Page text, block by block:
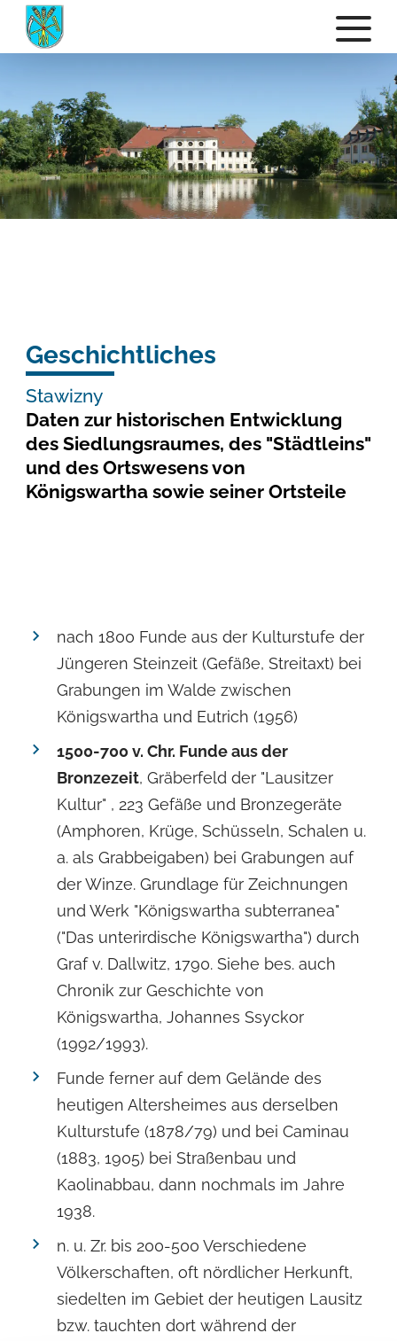
Geschichtliches
Stawizny
Daten zur historischen Entwicklung
des Siedlungsraumes, des "Städtleins"
und des Ortswesens von
Königswartha sowie seiner Ortsteile
nach 1800 Funde aus der Kulturstufe der
Jüngeren Steinzeit (Gefäße, Streitaxt) bei
Grabungen im Walde zwischen
Königswartha und Eutrich (1956)
1500-700 v. Chr. Funde aus der
Bronzezeit, Gräberfeld der "Lausitzer
Kultur" , 223 Gefäße und Bronzegeräte
(Amphoren, Krüge, Schüsseln, Schalen u.
a. als Grabbeigaben) bei Grabungen auf
der Winze. Grundlage für Zeichnungen
und Werk "Königswartha subterranea"
("Das unterirdische Königswartha") durch
Graf v. Dallwitz, 1790. Siehe bes. auch
Chronik zur Geschichte von
Königswartha, Johannes Ssyckor
(1992/1993).
Funde ferner auf dem Gelände des
heutigen Altersheimes aus derselben
Kulturstufe (1878/79) und bei Caminau
(1883, 1905) bei Straßenbau und
Kaolinabbau, dann nochmals im Jahre
1938.
n. u. Zr. bis 200-500 Verschiedene
Völkerschaften, oft nördlicher Herkunft,
siedelten im Gebiet der heutigen Lausitz
bzw. tauchten dort während der